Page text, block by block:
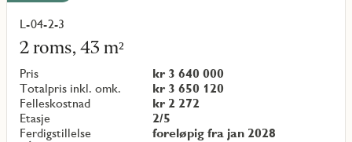
L-04-2-3
2 roms, 43 m²
Pris
kr 3 640 000
Totalpris inkl. omk.
kr 3 650 120
Felleskostnad
kr 2 272
Etasje
2/5
Ferdigstillelse
foreløpig fra jan 2028
Les
mer
om
objekt
{objectNumber}